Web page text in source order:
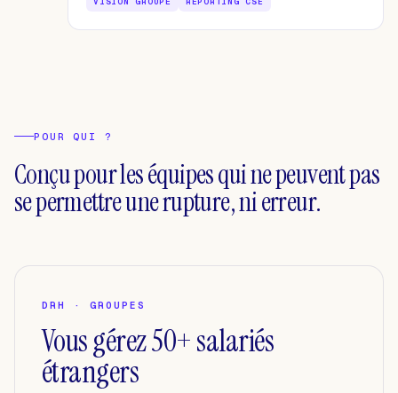
POUR QUI ?
Conçu pour les équipes qui ne peuvent pas
se permettre une rupture, ni erreur.
DRH · GROUPES
Vous gérez 50+ salariés
étrangers